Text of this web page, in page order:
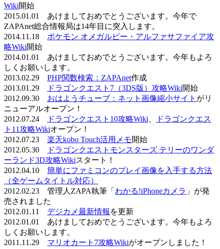
Wiki開始
2015.01.01 あけましておめでとうございます。今年で
ZAPAnet総合情報局は14年目に突入します。
2014.11.18 ポケモン オメガルビー・アルファサファイア攻
略Wiki開始
2014.01.01 あけましておめでとうございます。今年もよろ
しくお願いします。
2013.02.29 PHP関数検索：ZAPAnet作成
2013.01.29
ドラゴンクエスト7（3DS版）攻略Wiki開始
2012.09.30 おはようチューブ：ネット画像縮小サイト がリ
ニューアルオープン！
2012.07.24
ドラゴンクエスト10攻略Wiki
ドラゴンクエス
ト11攻略Wikiオープン！
2012.07.23 楽天kobo Touch活用メモ開始
2012.05.30
ドラゴンクエストモンスターズ テリーのワンダ
ーランド3D攻略Wikiスタート！
2012.04.10 簡単にファミコンのプレイ画像を入手する方法
（全ゲームタイトル対応）
2012.02.23 管理人ZAPA執筆「 わかる!iPhoneカメラ 」が発
売されました
2012.01.11 デジカメ最新情報 を更新
2012.01.01 あけましておめでとうございます。今年もよろ
しくお願いします。
2011.11.29 マリオカート7攻略Wikiがオープンしました！